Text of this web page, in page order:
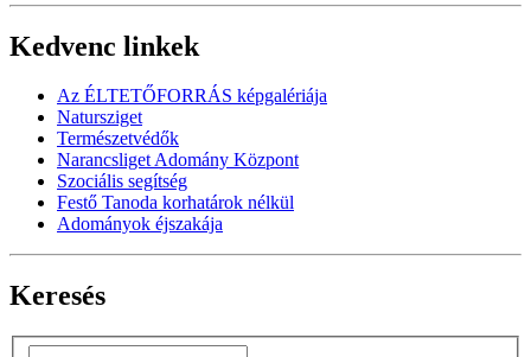
Kedvenc linkek
Az ÉLTETŐFORRÁS képgalériája
Natursziget
Természetvédők
Narancsliget Adomány Központ
Szociális segítség
Festő Tanoda korhatárok nélkül
Adományok éjszakája
Keresés